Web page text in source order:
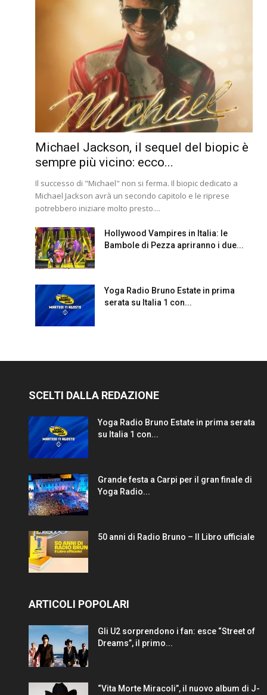
Michael Jackson, il sequel del biopic è
sempre più vicino: ecco...
Il successo di "Michael" non si ferma. Il biopic dedicato a
Michael Jackson avrà un secondo capitolo e le riprese
potrebbero iniziare molto presto....
Hollywood Vampires in Italia: le
Bambole di Pezza apriranno i due...
Yoga Radio Bruno Estate in prima
serata su Italia 1 con...
SCELTI DALLA REDAZIONE
Yoga Radio Bruno Estate in prima serata
su Italia 1 con...
Grande festa a Carpi per il gran finale di
Yoga Radio...
50 anni di Radio Bruno – Il Libro ufficiale
ARTICOLI POPOLARI
Gli U2 sorprendono i fan: esce “Street of
Dreams”, il primo...
“Vita Morte Miracoli”, il nuovo album di J-